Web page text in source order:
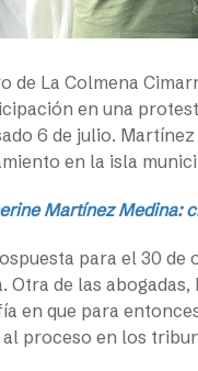
de La Colmena
en una
6 de julio.
en la isla
Martínez Medina:
para el 30
Otra de las
en que para
proceso en los